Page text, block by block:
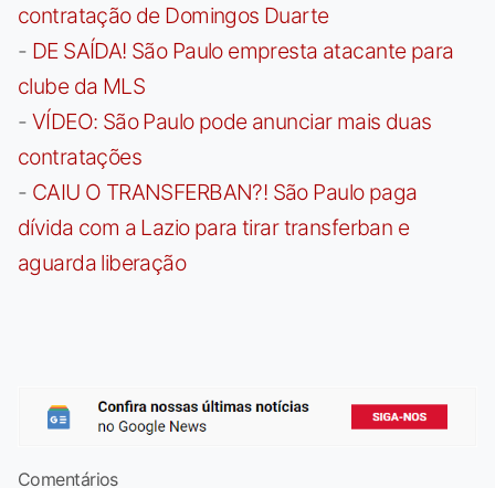
contratação de Domingos Duarte
- DE SAÍDA! São Paulo empresta atacante para
clube da MLS
- VÍDEO: São Paulo pode anunciar mais duas
contratações
- CAIU O TRANSFERBAN?! São Paulo paga
dívida com a Lazio para tirar transferban e
aguarda liberação
Comentários